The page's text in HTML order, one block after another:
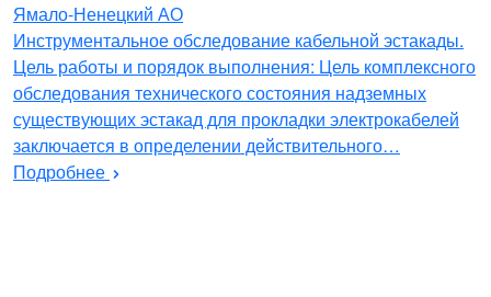
Ямало-Ненецкий АО
Инструментальное обследование кабельной эстакады.
Цель работы и порядок выполнения: Цель комплексного
обследования технического состояния надземных
существующих эстакад для прокладки электрокабелей
заключается в определении действительного…
Подробнее